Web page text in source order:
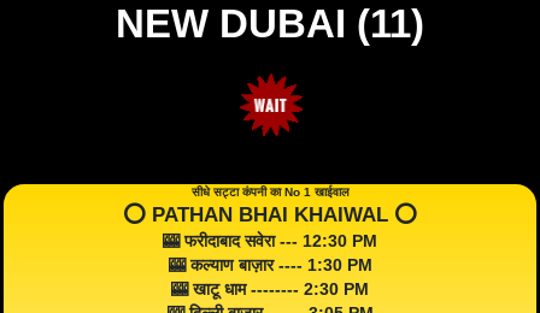
NEW DUBAI (11)
सीधे सट्टा कंपनी का No 1 खाईवाल
⭕️ PATHAN BHAI KHAIWAL ⭕️
🎰 फरीदाबाद सवेरा --- 12:30 PM
🎰 कल्याण बाज़ार ---- 1:30 PM
🎰 खाटू धाम -------- 2:30 PM